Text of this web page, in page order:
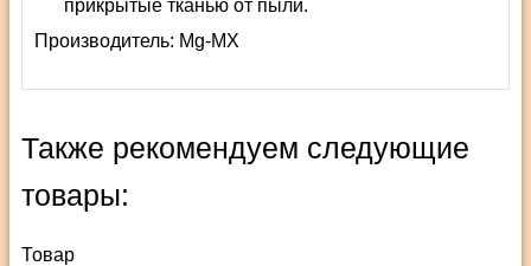
прикрытые тканью от пыли.
Производитель: Mg-MX
Также рекомендуем следующие
товары:
Товар